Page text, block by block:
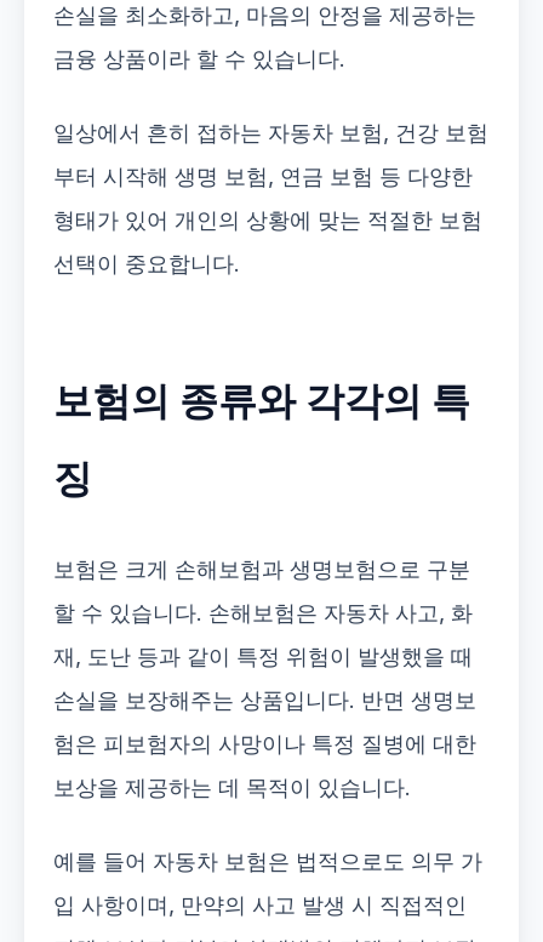
손실을 최소화하고, 마음의 안정을 제공하는
금융 상품이라 할 수 있습니다.
일상에서 흔히 접하는 자동차 보험, 건강 보험
부터 시작해 생명 보험, 연금 보험 등 다양한
형태가 있어 개인의 상황에 맞는 적절한 보험
선택이 중요합니다.
보험의 종류와 각각의 특
징
보험은 크게 손해보험과 생명보험으로 구분
할 수 있습니다. 손해보험은 자동차 사고, 화
재, 도난 등과 같이 특정 위험이 발생했을 때
손실을 보장해주는 상품입니다. 반면 생명보
험은 피보험자의 사망이나 특정 질병에 대한
보상을 제공하는 데 목적이 있습니다.
예를 들어 자동차 보험은 법적으로도 의무 가
입 사항이며, 만약의 사고 발생 시 직접적인